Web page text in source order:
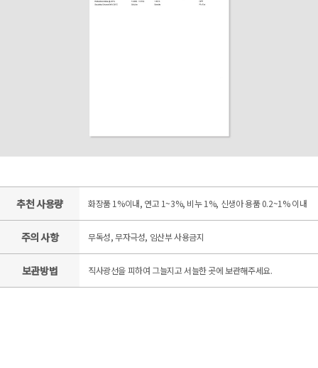
추천 사용량 화장품 1%이내, 연고 1~3%, 비누 1%, 신생아 용품 0.2~1% 이내
주의 사항 무독성, 무자극성, 임산부 사용금지
보관방법 직사광선을 피하여 그늘지고 서늘한 곳에 보관해주세요.